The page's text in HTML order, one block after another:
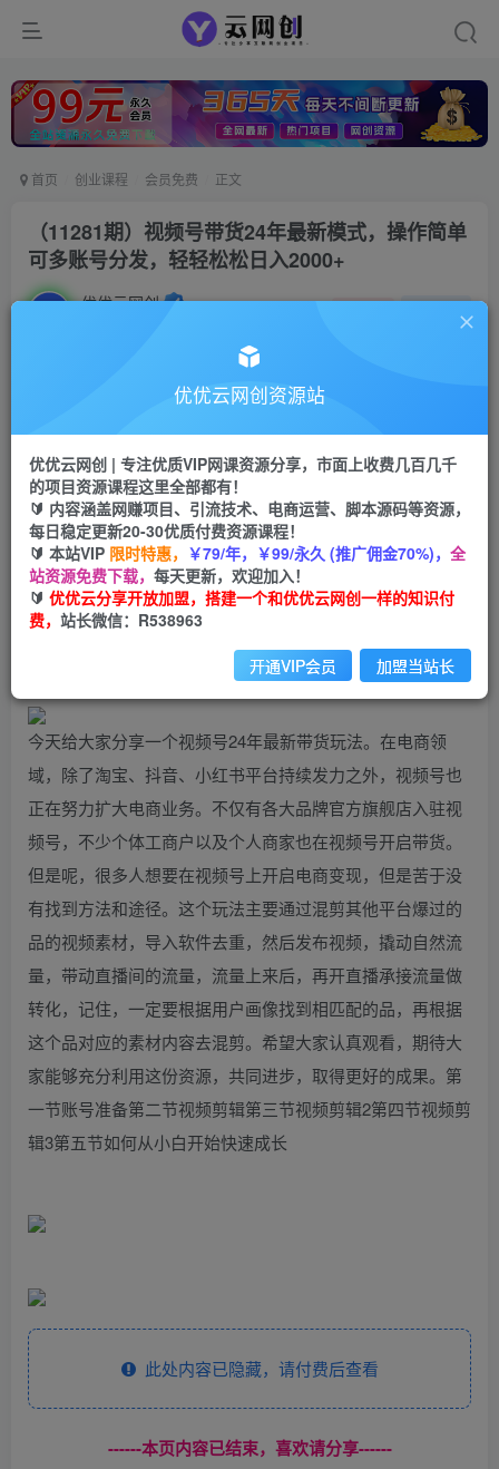
首页 创业课程 会员免费 正文
（11281期）视频号带货24年最新模式，操作简单
可多账号分发，轻轻松松日入2000+
优优云网创 私信
云币 9.9 云币99
会员免费
立即购买
您当前未登录！建议登陆后购买，可保存购买订单
今天给大家分享一个视频号24年最新带货玩法。在电商领
域，除了淘宝、抖音、小红书平台持续发力之外，视频号也
正在努力扩大电商业务。不仅有各大品牌官方旗舰店入驻视
频号，不少个体工商户以及个人商家也在视频号开启带货。
但是呢，很多人想要在视频号上开启电商变现，但是苦于没
有找到方法和途径。这个玩法主要通过混剪其他平台爆过的
品的视频素材，导入软件去重，然后发布视频，撬动自然流
量，带动直播间的流量，流量上来后，再开直播承接流量做
转化，记住，一定要根据用户画像找到相匹配的品，再根据
这个品对应的素材内容去混剪。希望大家认真观看，期待大
家能够充分利用这份资源，共同进步，取得更好的成果。第
一节账号准备第二节视频剪辑第三节视频剪辑2第四节视频剪
辑3第五节如何从小白开始快速成长
此处内容已隐藏，请付费后查看
------本页内容已结束，喜欢请分享------
优优云网创资源站
优优云网创 | 专注优质VIP网课资源分享，市面上收费几百几千
的项目资源课程这里全部都有！
🔰 内容涵盖网赚项目、引流技术、电商运营、脚本源码等资源，
每日稳定更新20-30优质付费资源课程！
🔰 本站VIP 限时特惠， ￥79/年，￥99/永久 (推广佣金70%)， 全
站资源免费下载， 每天更新，欢迎加入！
🔰 优优云分享开放加盟，搭建一个和优优云网创一样的知识付
费， 站长微信：R538963
开通VIP会员 加盟当站长